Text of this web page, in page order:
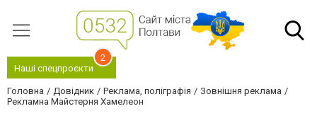
Наші спецпроєкти
2
Головна Довідник Реклама, поліграфія
Зовнішня реклама
Рекламна Майстерня Хамелеон